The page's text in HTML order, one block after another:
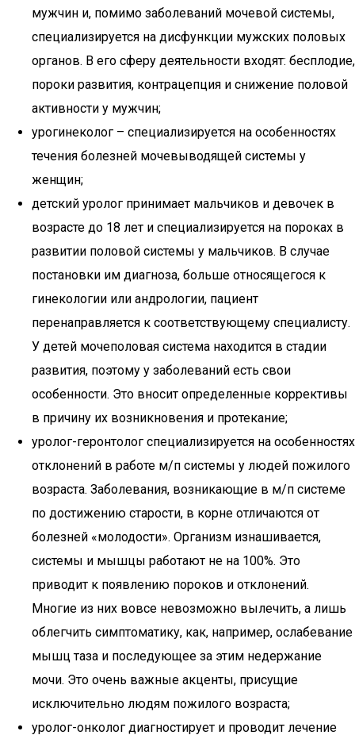
мужчин и, помимо заболеваний мочевой системы,
специализируется на дисфункции мужских половых
органов. В его сферу деятельности входят: бесплодие,
пороки развития, контрацепция и снижение половой
активности у мужчин;
урогинеколог – специализируется на особенностях
течения болезней мочевыводящей системы у
женщин;
детский уролог принимает мальчиков и девочек в
возрасте до 18 лет и специализируется на пороках в
развитии половой системы у мальчиков. В случае
постановки им диагноза, больше относящегося к
гинекологии или андрологии, пациент
перенаправляется к соответствующему специалисту.
У детей мочеполовая система находится в стадии
развития, поэтому у заболеваний есть свои
особенности. Это вносит определенные коррективы
в причину их возникновения и протекание;
уролог-геронтолог специализируется на особенностях
отклонений в работе м/п системы у людей пожилого
возраста. Заболевания, возникающие в м/п системе
по достижению старости, в корне отличаются от
болезней «молодости». Организм изнашивается,
системы и мышцы работают не на 100%. Это
приводит к появлению пороков и отклонений.
Многие из них вовсе невозможно вылечить, а лишь
облегчить симптоматику, как, например, ослабевание
мышц таза и последующее за этим недержание
мочи. Это очень важные акценты, присущие
исключительно людям пожилого возраста;
уролог-онколог диагностирует и проводит лечение